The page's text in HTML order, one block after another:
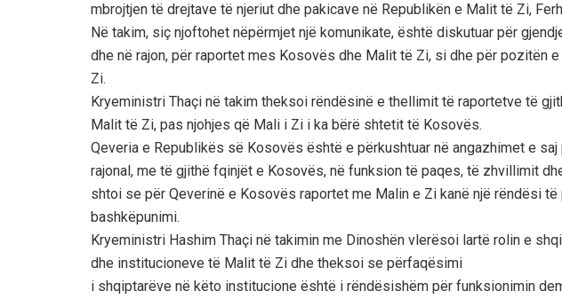
mbrojtjen të drejtave të njeriut dhe pakicave në Republikën e Malit të Zi,
Në takim, siç njoftohet nëpërmjet një komunikate, është diskutuar për
dhe në rajon, për raportet mes Kosovës dhe Malit të Zi, si dhe për pozitën
Zi.
Kryeministri Thaçi në takim theksoi rëndësinë e thellimit të raportetve të
Malit të Zi, pas njohjes që Mali i Zi i ka bërë shtetit të Kosovës.
Qeveria e Republikës së Kosovës është e përkushtuar në angazhimet e
rajonal, me të gjithë fqinjët e Kosovës, në funksion të paqes, të zhvillimit
shtoi se për Qeverinë e Kosovës raportet me Malin e Zi kanë një rëndësi
bashkëpunimi.
Kryeministri Hashim Thaçi në takimin me Dinoshën vlerësoi lartë rolin e
dhe institucioneve të Malit të Zi dhe theksoi se përfaqësimi
i shqiptarëve në këto institucione është i rëndësishëm për funksionimin